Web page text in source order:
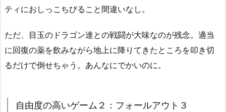
ティにおしっこちびること間違いなし。
ただ、目玉のドラゴン達との戦闘が大味なのが残念。適当
に回復の薬を飲みながら地上に降りてきたところを叩き切
るだけで倒せちゃう。あんなにでかいのに。
自由度の高いゲーム２：フォールアウト３